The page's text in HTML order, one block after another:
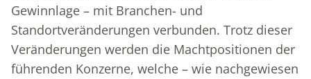
Gewinnlage – mit Branchen- und
Standortveränderungen verbunden. Trotz dieser
Veränderungen werden die Machtpositionen der
führenden Konzerne, welche – wie nachgewiesen